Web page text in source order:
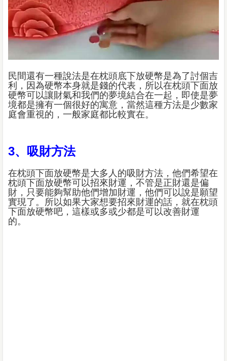
民間還有一種說法是在枕頭底下放硬幣是為了討個吉
利，因為硬幣本身就是錢的代表，所以在枕頭下面放
硬幣可以讓財氣和我們的夢境結合在一起，即使是夢
境都是擁有一個很好的寓意，當然這種方法是少數家
庭會重視的，一般家庭都比較實在。
3、吸財方法
在枕頭下面放硬幣是大多人的吸財方法，他們希望在
枕頭下面放硬幣可以招來財運，不管是正財還是偏
財，只要能夠幫助他們增加財運，他們可以說是願望
實現了。所以如果大家想要招來財運的話，就在枕頭
下面放硬幣吧，這樣或多或少都是可以改善財運
的。